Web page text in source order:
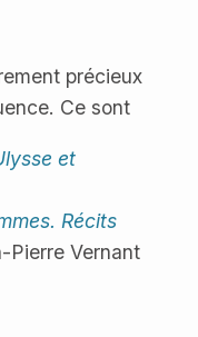
précieux
Ce sont
et
Récits
Pierre Vernant